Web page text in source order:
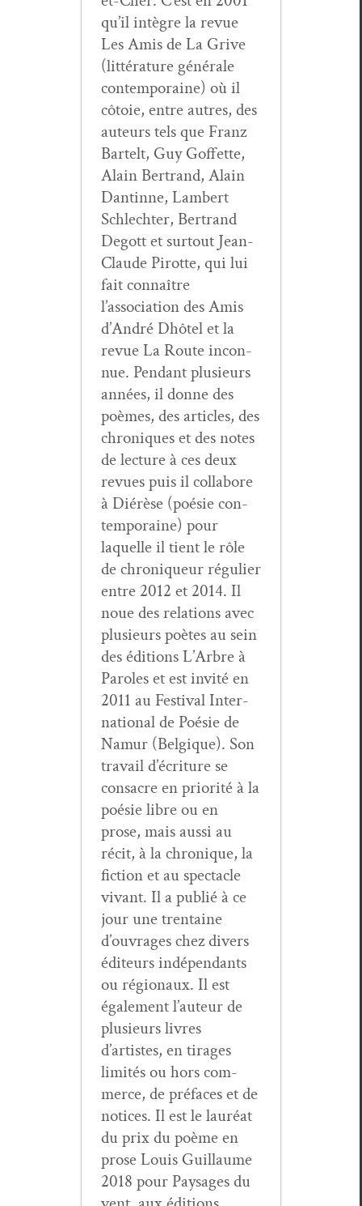
qu’il intè­gre la revue
Les Amis de La Grive
(lit­téra­ture générale
con­tem­po­raine) où il
côtoie, entre autres, des
auteurs tels que Franz
Bartelt, Guy Gof­fette,
Alain Bertrand, Alain
Dan­tinne, Lam­bert
Schlechter, Bertrand
Degott et surtout Jean-
Claude Pirotte, qui lui
fait con­naître
l’association des Amis
d’André Dhô­tel et la
revue La Route incon­
nue. Pen­dant plusieurs
années, il donne des
poèmes, des arti­cles, des
chroniques et des notes
de lec­ture à ces deux
revues puis il col­la­bore
à Diérèse (poésie con­
tem­po­raine) pour
laque­lle il tient le rôle
de chroniqueur réguli­er
entre 2012 et 2014. Il
noue des rela­tions avec
plusieurs poètes au sein
des édi­tions L’Arbre à
Paroles et est invité en
2011 au Fes­ti­val Inter­
na­tion­al de Poésie de
Namur (Bel­gique). Son
tra­vail d’écriture se
con­sacre en pri­or­ité à la
poésie libre ou en
prose, mais aus­si au
réc­it, à la chronique, la
fic­tion et au spec­ta­cle
vivant. Il a pub­lié à ce
jour une trentaine
d’ouvrages chez divers
édi­teurs indépen­dants
ou régionaux. Il est
égale­ment l’auteur de
plusieurs livres
d’artistes, en tirages
lim­ités ou hors com­
merce, de pré­faces et de
notices. Il est le lau­réat
du prix du poème en
prose Louis Guil­laume
2018 pour Paysages du